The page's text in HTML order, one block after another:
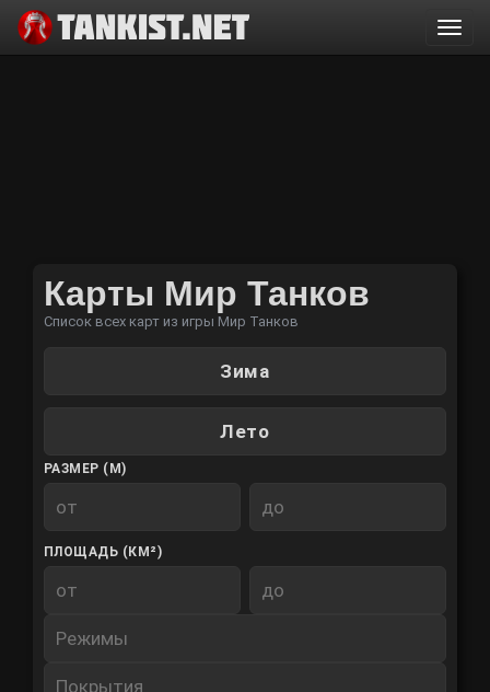
Карты Мир Танков
Список всех карт из игры Мир Танков
Зима
Лето
РАЗМЕР (М)
ПЛОЩАДЬ (КМ²)